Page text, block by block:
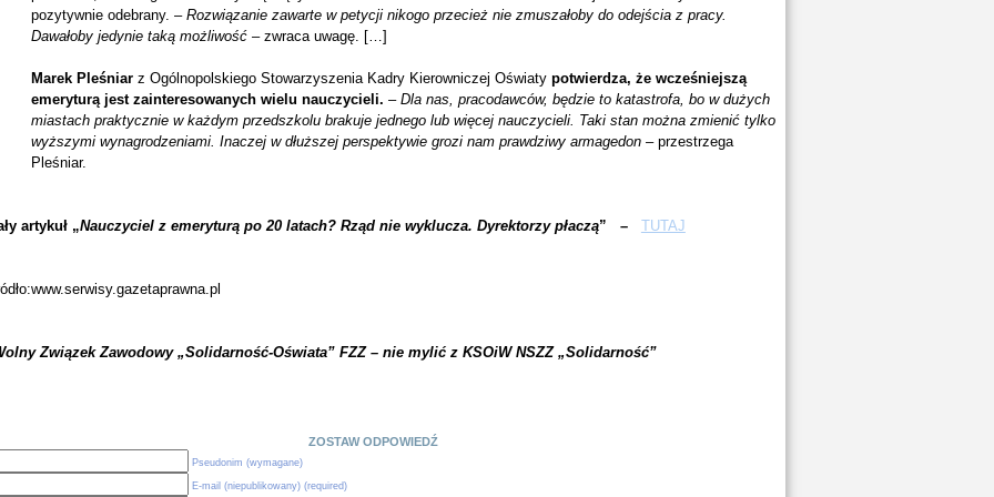
pozytywnie odebrany. –Rozwiązanie zawarte w petycji nikogo przecież nie zmuszałoby do odejścia z pracy.
Dawałoby jedynie taką możliwość– zwraca uwagę. […]
Marek Pleśniar z Ogólnopolskiego Stowarzyszenia Kadry Kierowniczej Oświaty potwierdza, że wcześniejszą
emeryturą jest zainteresowanych wielu nauczycieli. – Dla nas, pracodawców, będzie to katastrofa, bo w dużych
miastach praktycznie w każdym przedszkolu brakuje jednego lub więcej nauczycieli. Taki stan można zmienić tylko
wyższymi wynagrodzeniami. Inaczej w dłuższej perspektywie grozi nam prawdziwy armagedon– przestrzega
Pleśniar.
artykuł „Nauczyciel z emeryturą po 20 latach? Rząd nie wyklucza. Dyrektorzy płaczą” – TUTAJ
Związek Zawodowy „Solidarność-Oświata” FZZ – nie mylić z KSOiW NSZZ „Solidarność”
ZOSTAW ODPOWIEDŹ
Pseudonim (wymagane)
E-mail (niepublikowany) (required)